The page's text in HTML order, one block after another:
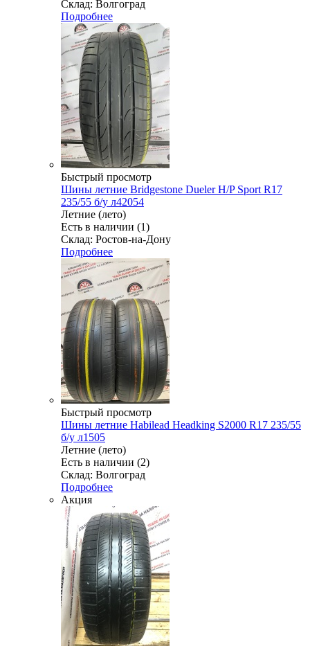
Склад: Волгоград
Подробнее
Быстрый просмотр
Шины летние Bridgestone Dueler H/P Sport R17
235/55 б/у л42054
Летние (лето)
Есть в наличии (1)
Склад: Ростов-на-Дону
Подробнее
Быстрый просмотр
Шины летние Habilead Headking S2000 R17 235/55
б/у л1505
Летние (лето)
Есть в наличии (2)
Склад: Волгоград
Подробнее
Акция